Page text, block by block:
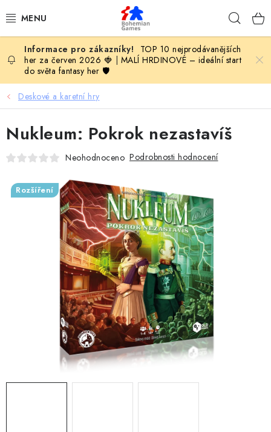
na
KOMPLETNÍ NABÍDKA HER
PODLE VĚKU
VYDAVATELSTVÍ DESKOVÝCH HER
DESKOHERNÍ KLUBY, DDM, KNIHOVNY A JINÉ
ZÁJMOVÉ ORGANIZACE
ZÁKLADNÍ A MATEŘSKÉ ŠKOLY, STŘEDNÍ ŠKOLY A
JINÁ VZDĚLÁVACÍ ZAŘÍZENÍ
Obchodní podmínky
Doprava a platba
Podmínky ochrany osobních údajů
TOP 10 nejprodávanějších
her za červen 2026 🍓
MALÍ HRDINOVÉ – ideální start
do světa fantasy her 🛡️
Deskové a karetní hry
Nukleum: Pokrok nezastavíš
Neohodnoceno Podrobnosti hodnocení
Rozšíření